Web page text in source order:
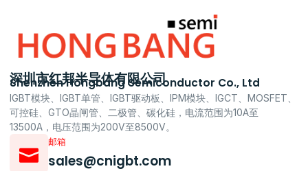
深圳市红邦半导体有限公司
Shenzhen Hongbang Semiconductor Co., Ltd
IGBT模块、IGBT单管、IGBT驱动板、IPM模块、IGCT、MOSFET、
可控硅、GTO晶闸管、二极管、碳化硅，电流范围为10A至
13500A，电压范围为200V至8500V。
邮箱
sales@cnigbt.com